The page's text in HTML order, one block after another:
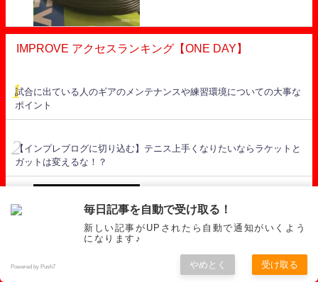
IMPROVE アクセスランキング【ONE DAY】
試合に出ている人のギアのメンテナンスや練習環境についての大事な
ポイント
【インプレブログに切り込む】テニス上手くなりたいならラケットと
ガットは変えるな！？
【重要】ユニットターンとは？？ 【テ
す。】
毎日記事を自動で受け取る！
新しい記事がUPされたら自動で通知がいくよう
になります♪
Powered by Push7 やめとく 受け取る